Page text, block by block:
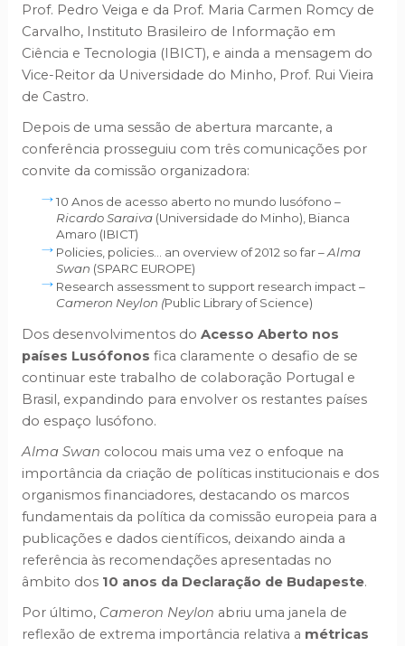
Prof. Pedro Veiga e da Prof. Maria Carmen Romcy de
Carvalho, Instituto Brasileiro de Informação em
Ciência e Tecnologia (IBICT), e ainda a mensagem do
Vice-Reitor da Universidade do Minho, Prof. Rui Vieira
de Castro.
Depois de uma sessão de abertura marcante, a
conferência prosseguiu com três comunicações por
convite da comissão organizadora:
10 Anos de acesso aberto no mundo lusófono –
Ricardo Saraiva(Universidade do Minho), Bianca
Amaro (IBICT)
Policies, policies… an overview of 2012 so far –Alma
Swan (SPARC EUROPE)
Research assessment to support research impact –
Cameron Neylon (Public Library of Science)
Dos desenvolvimentos do Acesso Aberto nos
países Lusófonos fica claramente o desafio de se
continuar este trabalho de colaboração Portugal e
Brasil, expandindo para envolver os restantes países
do espaço lusófono.
Alma Swan colocou mais uma vez o enfoque na
importância da criação de políticas institucionais e dos
organismos financiadores, destacando os marcos
fundamentais da política da comissão europeia para a
publicações e dados científicos, deixando ainda a
referência às recomendações apresentadas no
âmbito dos10 anos da Declaração de Budapeste.
Por último, Cameron Neylon abriu uma janela de
reflexão de extrema importância relativa a métricas